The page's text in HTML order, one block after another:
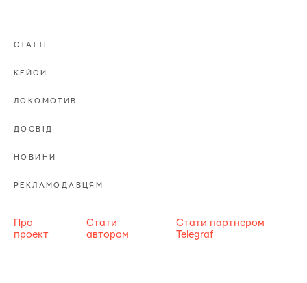
СТАТТІ
КЕЙСИ
ЛОКОМОТИВ
ДОСВІД
НОВИНИ
РЕКЛАМОДАВЦЯМ
Про
проект
Стати
автором
Стати партнером
Telegraf